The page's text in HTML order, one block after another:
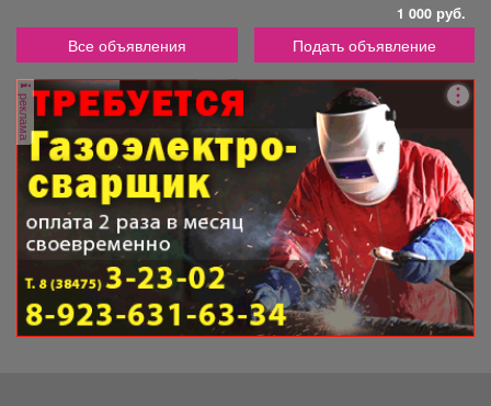
1 000 руб.
Все объявления Подать объявление
реклама